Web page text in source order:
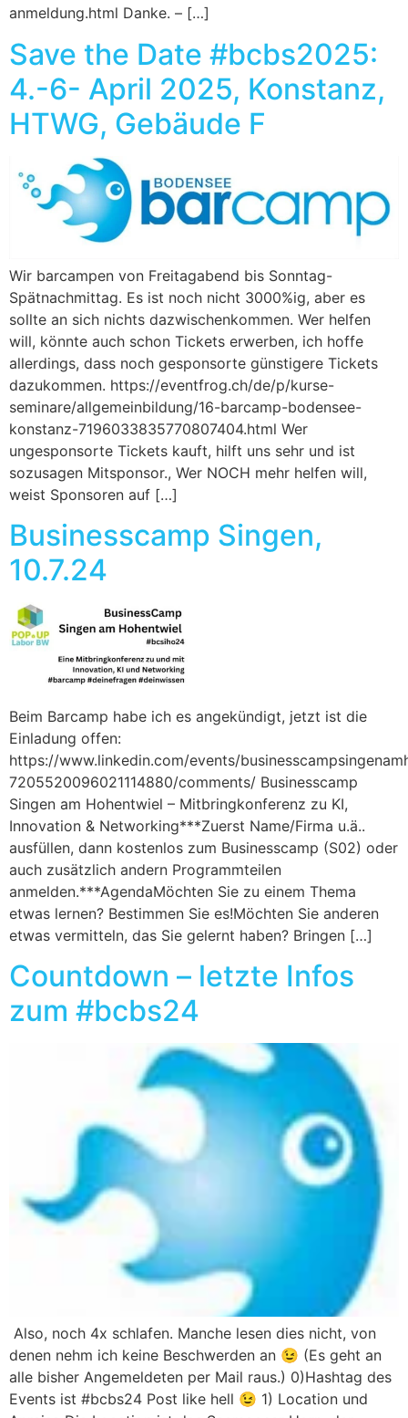
anmeldung.html Danke. – […]
Save the Date #bcbs2025:
4.-6- April 2025, Konstanz,
HTWG, Gebäude F
Wir barcampen von Freitagabend bis Sonntag-
Spätnachmittag. Es ist noch nicht 3000%ig, aber es
sollte an sich nichts dazwischenkommen. Wer helfen
will, könnte auch schon Tickets erwerben, ich hoffe
allerdings, dass noch gesponsorte günstigere Tickets
dazukommen. https://eventfrog.ch/de/p/kurse-
seminare/allgemeinbildung/16-barcamp-bodensee-
konstanz-7196033835770807404.html Wer
ungesponsorte Tickets kauft, hilft uns sehr und ist
sozusagen Mitsponsor., Wer NOCH mehr helfen will,
weist Sponsoren auf […]
Businesscamp Singen,
10.7.24
Beim Barcamp habe ich es angekündigt, jetzt ist die
Einladung offen:
https://www.linkedin.com/events/
7205520096021114880/comments/ Businesscamp
Singen am Hohentwiel – Mitbringkonferenz zu KI,
Innovation & Networking***Zuerst Name/Firma u.ä..
ausfüllen, dann kostenlos zum Businesscamp (S02) oder
auch zusätzlich andern Programmteilen
anmelden.***AgendaMöchten Sie zu einem Thema
etwas lernen? Bestimmen Sie es!Möchten Sie anderen
etwas vermitteln, das Sie gelernt haben? Bringen […]
Countdown – letzte Infos
zum #bcbs24
Also, noch 4x schlafen. Manche lesen dies nicht, von
denen nehm ich keine Beschwerden an 😉 (Es geht an
alle bisher Angemeldeten per Mail raus.) 0)Hashtag des
Events ist #bcbs24 Post like hell 😉 1) Location und